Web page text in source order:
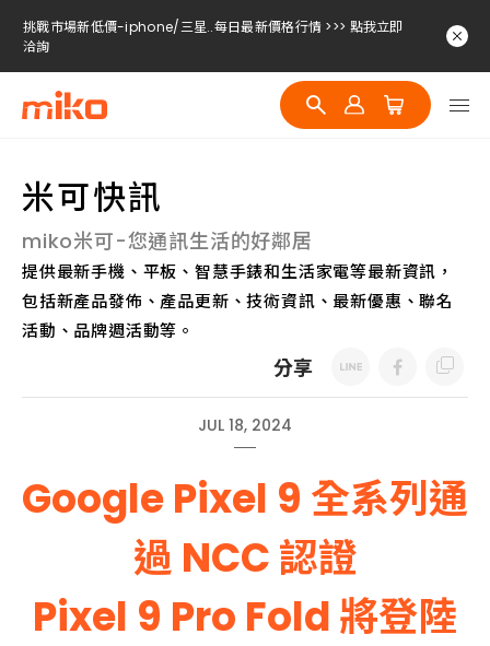
挑戰市場新低價-iphone/三星..每日最新價格行情 >>> 點我立即
洽詢
挑戰市場新低價-iphone/三星..每日最新價格行情 >>> 點我立即
挑戰市場新低價-iphone/三星..每日最新價格行情 >>> 點我立即
米可快訊
miko米可-您通訊生活的好鄰居
提供最新手機、平板、智慧手錶和生活家電等最新資訊，
包括新產品發佈、產品更新、技術資訊、最新優惠、聯名
活動、品牌週活動等。
分享
JUL 18, 2024
Google Pixel 9 全系列通
過 NCC 認證
Pixel 9 Pro Fold 將登陸